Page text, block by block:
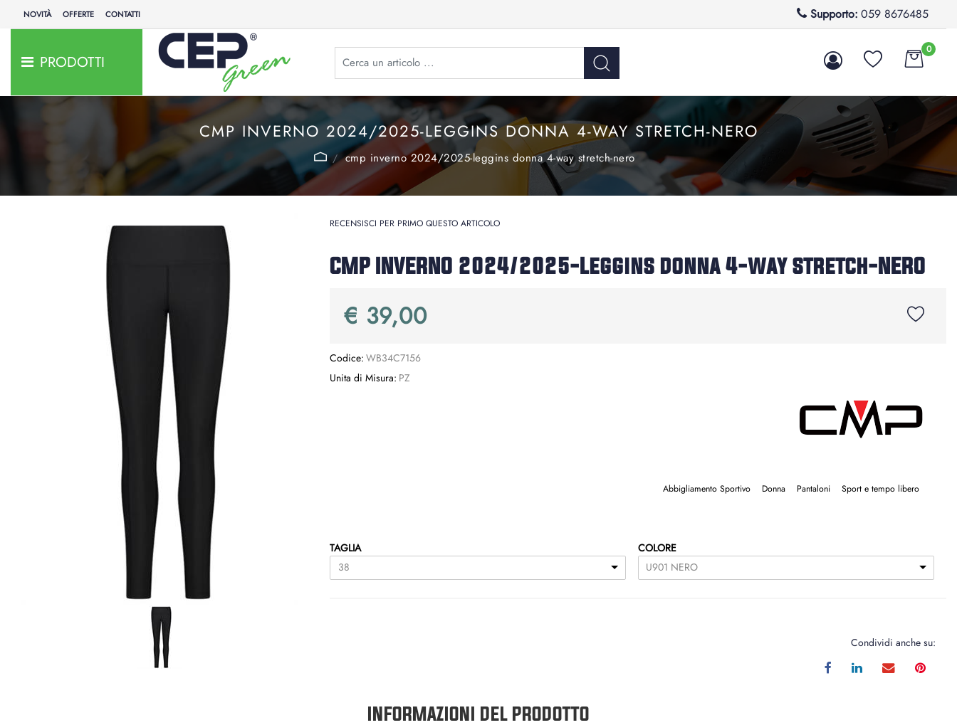
NOVITÀ OFFERTE CONTATTI Supporto: 059 8676485
PRODOTTI
0
CMP INVERNO 2024/2025-LEGGINS DONNA 4-WAY STRETCH-NERO
cmp inverno 2024/2025-leggins donna 4-way stretch-nero
RECENSISCI PER PRIMO QUESTO ARTICOLO
CMP INVERNO 2024/2025-Leggins donna 4-way stretch-NERO
€ 39,00
Codice: WB34C7156
Unita di Misura: PZ
Abbigliamento Sportivo Donna Pantaloni Sport e tempo libero
TAGLIA
38
COLORE
U901 NERO
Condividi anche su:
INFORMAZIONI DEL PRODOTTO